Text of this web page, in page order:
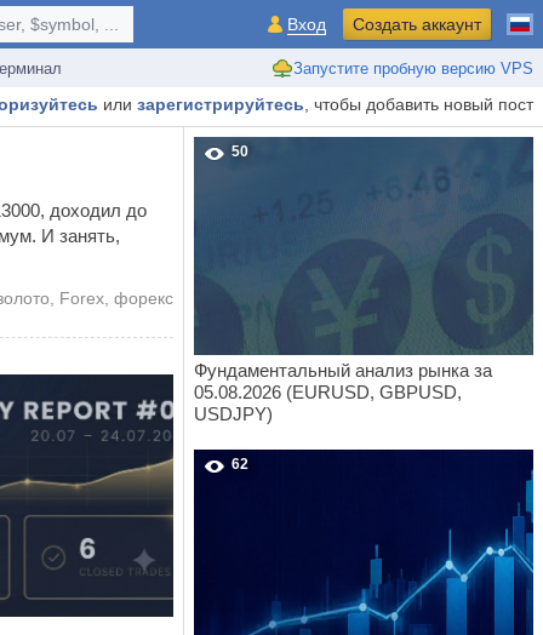
Запустите пробную версию VPS
$symbol, ... Вход Создать аккаунт
или зарегистрируйтесь , чтобы добавить новый пост
доходил до
И занять,
Forex форекс
50
Фундаментальный анализ рынка за
05.08.2026 (EURUSD, GBPUSD,
USDJPY)
62